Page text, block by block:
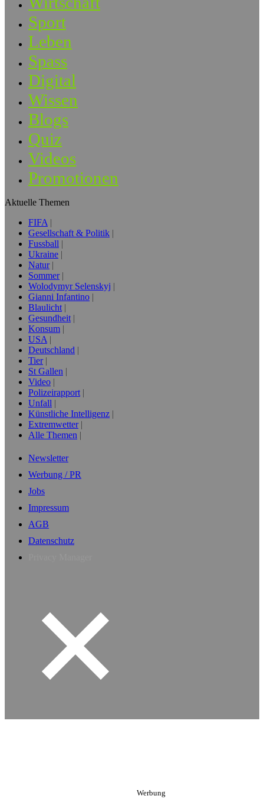
Sport
Leben
Spass
Digital
Wissen
Blogs
Quiz
Videos
Promotionen
Aktuelle Themen
FIFA
Gesellschaft & Politik
Fussball
Ukraine
Natur
Sommer
Wolodymyr Selenskyj
Gianni Infantino
Blaulicht
Gesundheit
Konsum
USA
Deutschland
Tier
St Gallen
Video
Polizeirapport
Unfall
Künstliche Intelligenz
Extremwetter
Alle Themen
Newsletter
Werbung / PR
Jobs
Impressum
AGB
Datenschutz